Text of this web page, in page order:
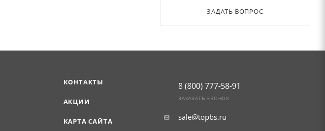
ЗАДАТЬ ВОПРОС
КОНТАКТЫ
АКЦИИ
КАРТА САЙТА
8 (800) 777-58-91
ЗАКАЗАТЬ ЗВОНОК
sale@topbs.ru